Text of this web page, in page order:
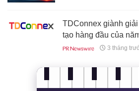
TDConnex giành
tạo hàng đầu của
tại Giải thưởng3 tháng